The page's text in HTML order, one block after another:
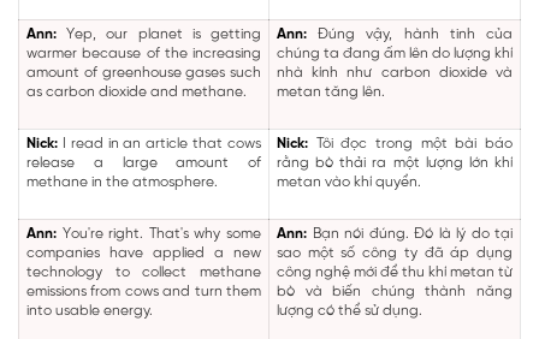
Ann: Yep, our planet is getting
warmer because of the increasing
amount of greenhouse gases such
as carbon dioxide and methane.
Ann: Đúng vậy, hành tinh của
chúng ta đang ấm lên do lượng khí
nhà kính như carbon dioxide và
metan tăng lên.
Nick: I read in an article that cows
release a large amount of
methane in the atmosphere.
Nick: Tôi đọc trong một bài báo
rằng bò thải ra một lượng lớn khí
metan vào khí quyển.
Ann: You're right. That's why some
companies have applied a new
technology to collect methane
emissions from cows and turn them
into usable energy.
Ann: Bạn nói đúng. Đó là lý do tại
sao một số công ty đã áp dụng
công nghệ mới để thu khí metan từ
bò và biến chúng thành năng
lượng có thể sử dụng.